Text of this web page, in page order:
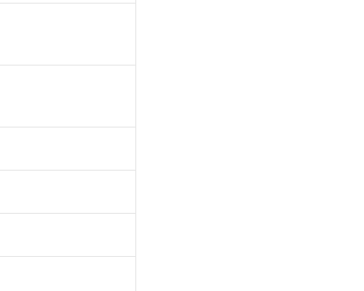
過去に遡って非含有を証明するものではありません。
では、対応完了までの期間は出荷製品に未対応品が
た。